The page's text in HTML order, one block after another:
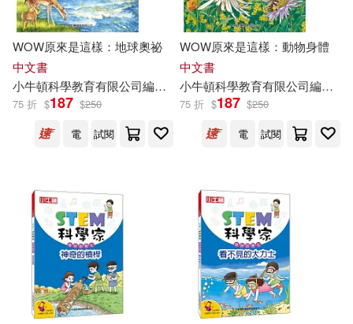
WOW原來是這樣：地球奧祕
中文書
小牛頓科學教育有限公司編輯 團隊 江正一
75 折 $187 $250
電
試閱
WOW原來是這樣：動物身體
中文書
小牛頓科學教育有限公司編輯
75 折 $187 $250
電
試閱